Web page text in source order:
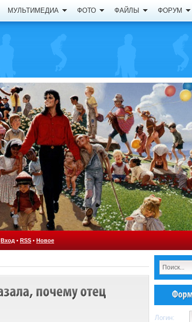
МУЛЬТИМЕДИА ФОТО ФАЙЛЫ ФОРУМ
Вход • RSS • Новое
Логин: